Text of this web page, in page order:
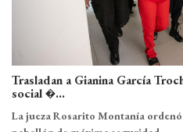
Trasladan a Gianina García
social �...
La jueza Rosarito Montanía